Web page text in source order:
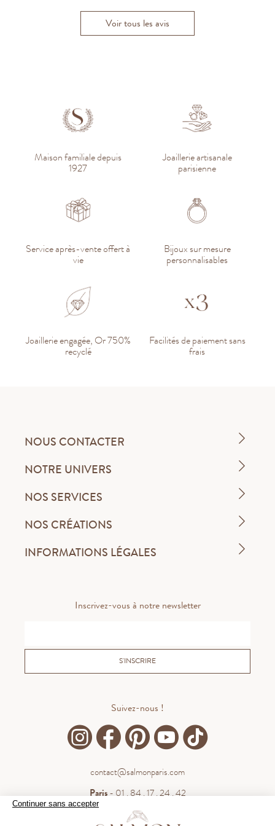
Continuer sans accepter
Voir tous les avis
Maison familiale depuis
1927
Joaillerie artisanale
parisienne
Service après-vente offert à
vie
Bijoux sur mesure
personnalisables
Joaillerie engagée, Or 750%
recyclé
Facilités de paiement sans
frais
NOUS CONTACTER
NOTRE UNIVERS
NOS SERVICES
NOS CRÉATIONS
INFORMATIONS LÉGALES
Inscrivez-vous à notre newsletter
S'INSCRIRE
Suivez-nous !
contact@salmonparis.com
Paris- 01 . 84 . 17 . 24 . 42
- 05 . 35 . 54 . 45 . 53